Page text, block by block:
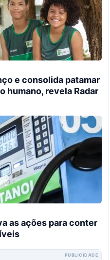
e consolida patamar
humano, revela Radar
as ações para conter
PUBLICIDADE